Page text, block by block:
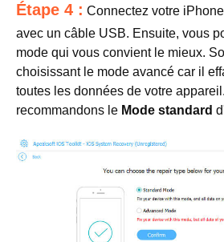
Étape 4 : Connectez votre
avec un câble USB. Ensuite, vous
mode qui vous convient le mieux.
choisissant le mode avancé car il
toutes les données de votre
recommandons le Mode standard